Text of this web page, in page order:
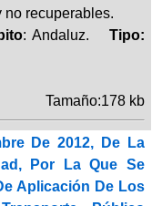
no recuperables.
: Andaluz.Tipo:
Tamaño:178 kb
De 2012, De La
Por La Que Se
Aplicación De Los